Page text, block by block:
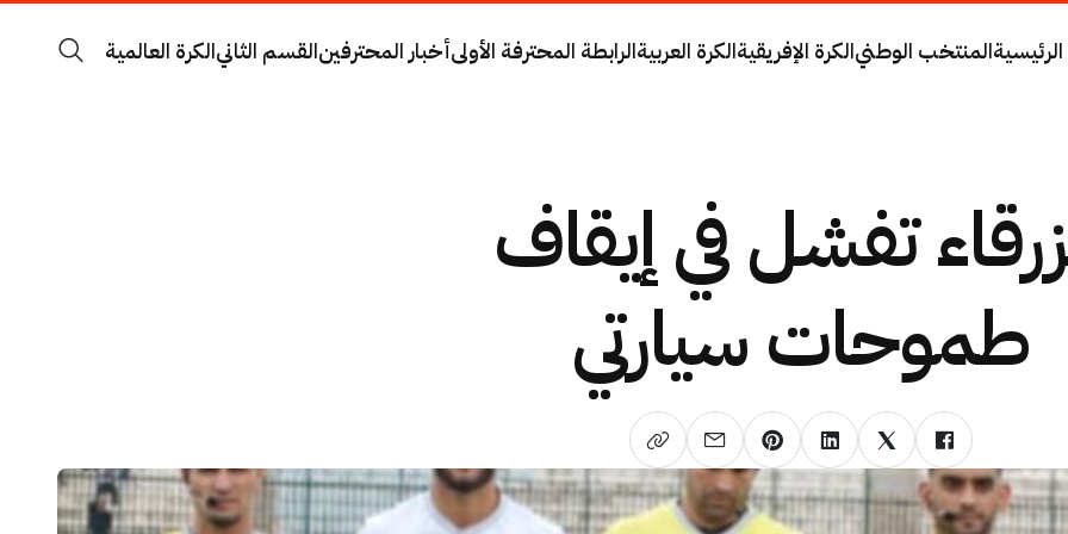
الرئيسيةالمنتخب الوطنيالكرة الإفريقيةالكرة العربيةالرابطة المحترفة الأولىأخبار المحترفينالقسم الثانيالكرة العالمية
تفشل في إيقاف
طموحات سيارتي